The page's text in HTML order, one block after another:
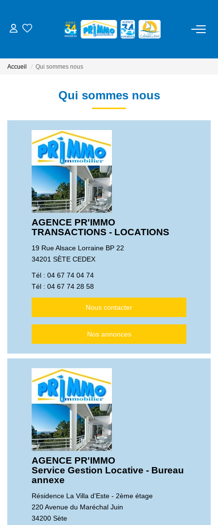
ESTIMER
NOS SERVICES
Gestion
Syndic
Location Cure / Vacances
NOS AGENCES
Qui Sommes Nous
Nos Actualités
Avis Clients
CONTACT
EN
Accueil Qui sommes nous
Qui sommes nous
AGENCE PR'IMMO
TRANSACTIONS - LOCATIONS
19 Rue Alsace Lorraine BP 22
34201 SÈTE CEDEX
Tél : 04 67 74 04 74
Tél : 04 67 74 28 58
Nous contacter
Nos annonces
AGENCE PR'IMMO
Service Gestion Locative - Bureau
annexe
Résidence La Villa d'Este - 2ème étage
220 Avenue du Maréchal Juin
34200 Sète